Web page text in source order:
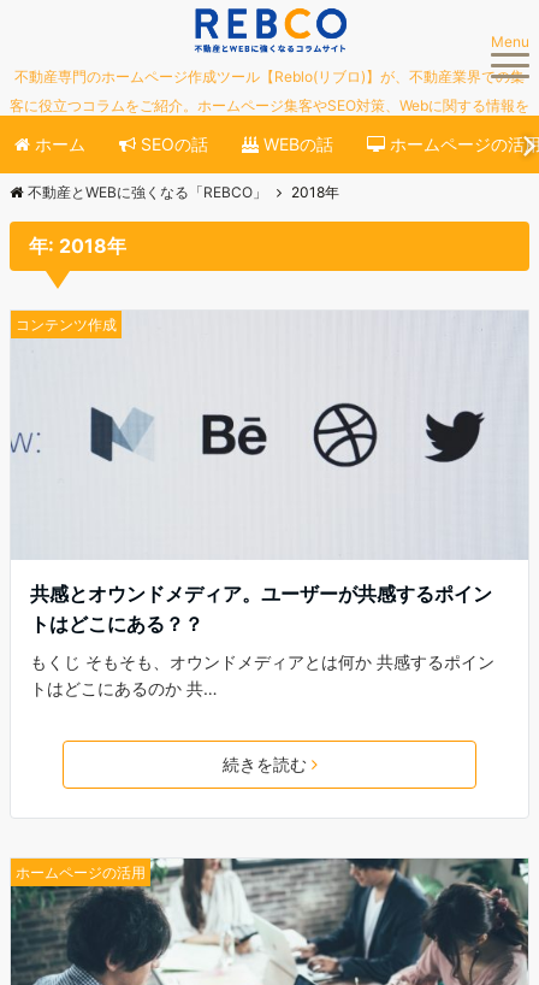
不動産専門のホームページ作成ツール【Reblo(リブロ)】が、不動産業界での集
客に役立つコラムをご紹介。ホームページ集客やSEO対策、Webに関する情報を
ご紹介していきます。
Menu
ホーム SEOの話 WEBの話 ホームページの活
不動産とWEBに強くなる「REBCO」 2018年
年: 2018年
コンテンツ作成
共感とオウンドメディア。ユーザーが共感するポイン
トはどこにある？？
もくじ そもそも、オウンドメディアとは何か 共感するポイン
トはどこにあるのか 共…
続きを読む
ホームページの活用